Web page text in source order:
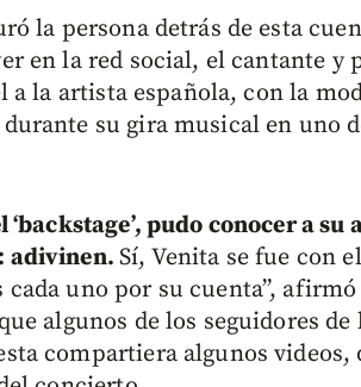
la persona detrás de esta
en la red social, el cantante
la artista española, con la
su gira musical en uno
‘backstage’, pudo conocer a
adivinen.Sí, Venita se fue con
cada uno por su cuenta”,
algunos de los seguidores
compartiera algunos